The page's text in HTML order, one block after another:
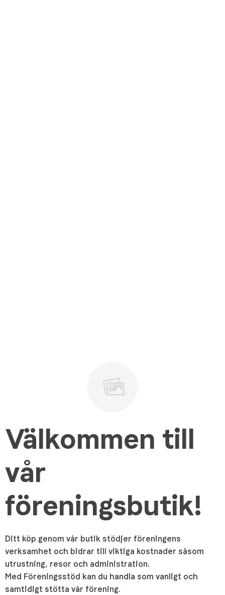
Välkommen till
vår
föreningsbutik!
Ditt köp genom vår butik stödjer föreningens
verksamhet och bidrar till viktiga kostnader såsom
utrustning, resor och administration.
Med Föreningsstöd kan du handla som vanligt och
samtidigt stötta vår förening.